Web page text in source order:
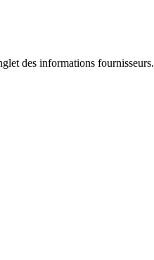
des informations fournisseurs.